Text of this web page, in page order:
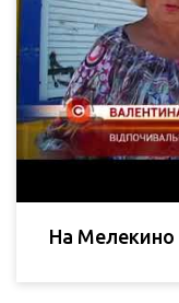
На Мелекино